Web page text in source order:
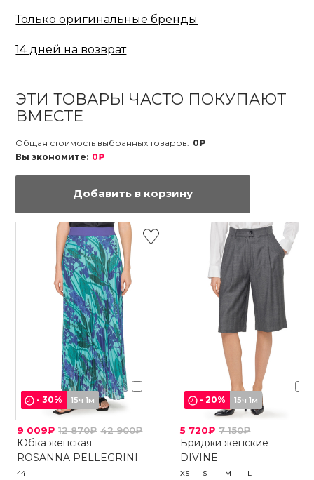
Только оригинальные бренды
14 дней на возврат
ЭТИ ТОВАРЫ ЧАСТО ПОКУПАЮТ
ВМЕСТЕ
Общая стоимость выбранных товаров: 0₽
Вы экономите: 0₽
Добавить в корзину
-30% 15ч 1м
9 009₽ 12 870₽ 42 900₽
Юбка женская
ROSANNA PELLEGRINI
44
-20% 15ч 1м
5 720₽ 7 150₽
Бриджи женские
DIVINE
XS S M L